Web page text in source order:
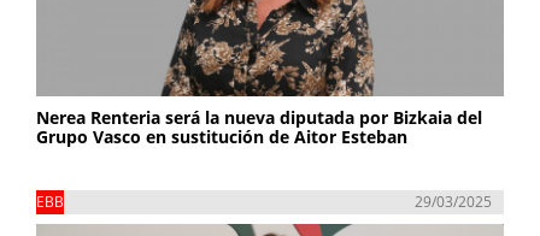
Nerea Renteria será la nueva diputada por Bizkaia del
Grupo Vasco en sustitución de Aitor Esteban
EBB 29/03/2025